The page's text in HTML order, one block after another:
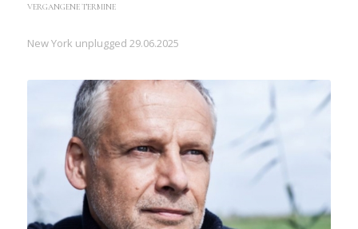
VERGANGENE TERMINE
New York unplugged 29.06.2025